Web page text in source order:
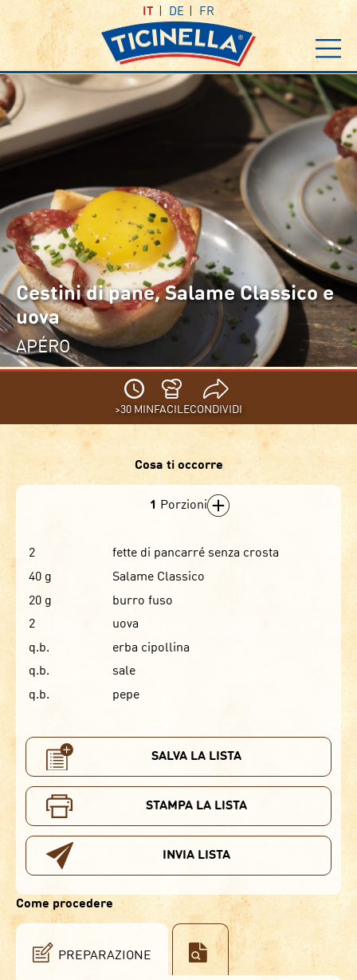
IT DE FR
Cestini di pane, Salame Classico e
uova
APÉRO
>30 MIN FACILECONDIVIDI
Cosa ti occorre
1 Porzioni
2
fette di pancarré senza crosta
40 g
Salame Classico
20 g
burro fuso
2
uova
q.b.
erba cipollina
q.b.
sale
q.b.
pepe
SALVA LA LISTA
STAMPA LA LISTA
INVIA LISTA
Come procedere
PREPARAZIONE